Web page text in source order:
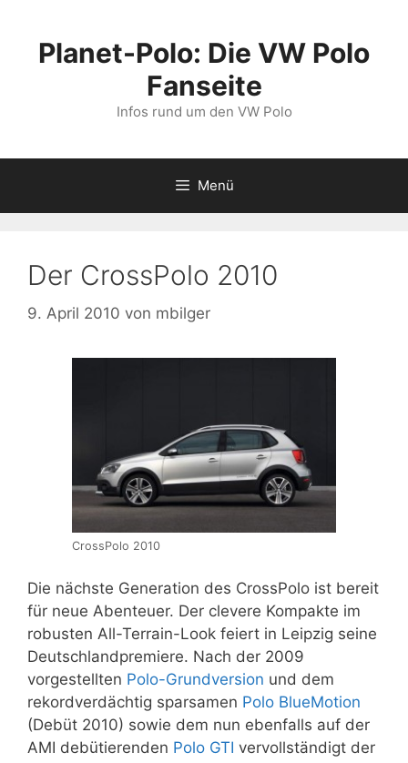
springenPlanet-Polo: Die VW Polo
Fanseite
Infos rund um den VW Polo
Menü
Der CrossPolo 2010
9. April 2010 von mbilger
CrossPolo 2010
Die nächste Generation des CrossPolo ist bereit
für neue Abenteuer. Der clevere Kompakte im
robusten All-Terrain-Look feiert in Leipzig seine
Deutschlandpremiere. Nach der 2009
vorgestellten Polo-Grundversion und dem
rekordverdächtig sparsamen Polo BlueMotion
(Debüt 2010) sowie dem nun ebenfalls auf der
AMI debütierenden Polo GTI vervollständigt der